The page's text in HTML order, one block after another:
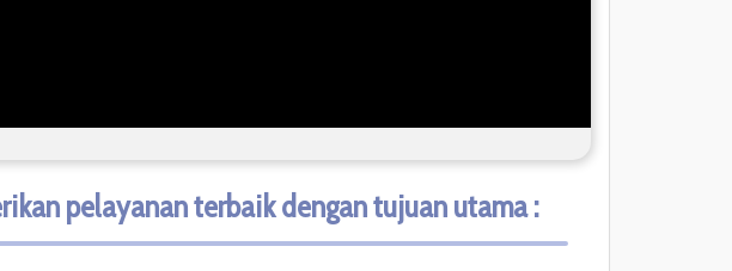
pelayanan terbaik dengan tujuan utama :